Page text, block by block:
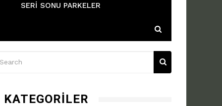
SERI SONU PARKELER
KATEGORILER